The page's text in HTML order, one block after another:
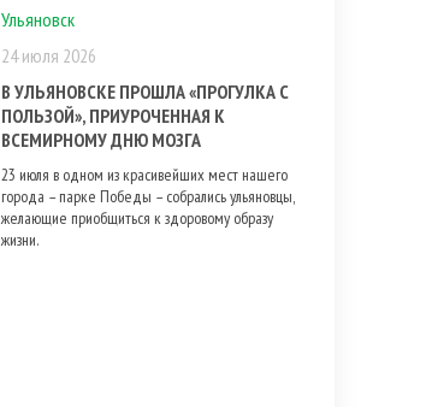
Ульяновск
24 июля 2026
В УЛЬЯНОВСКЕ ПРОШЛА «ПРОГУЛКА С
ПОЛЬЗОЙ», ПРИУРОЧЕННАЯ К
ВСЕМИРНОМУ ДНЮ МОЗГА
23 июля в одном из красивейших мест нашего
города – парке Победы – собрались ульяновцы,
желающие приобщиться к здоровому образу
жизни.